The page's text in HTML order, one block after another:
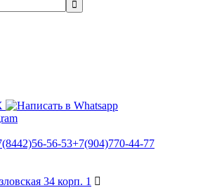
56-53+7(904)770-44-77
34 корп. 1